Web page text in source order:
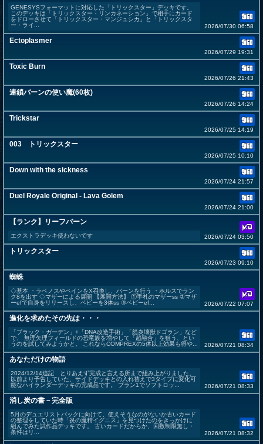
GENESYSフォーマットに対応した「トリックスター」デッキです。
このデッキは「トリックスター・リンカネーション」で相手にカード
をドローさせて「トリックスター・マンジュシカ」と「トリックスタ
ー・ライ...
2026/07/30 06:58
Ectoplasmer
2026/07/29 19:31
Toxic Burn
2026/07/26 21:43
連鎖バーンの使い魔(60枚)
2026/07/26 14:24
Trickstar
2026/07/25 14:19
003 トリックスター
2026/07/25 10:10
Down with the sickness
2026/07/24 21:57
Duel Royale Original - Lava Golem
2026/07/24 21:00
【ランク】リーフバーン
エクストラデッキ使わないです 2026/07/24 03:50
トリックスター
2026/07/23 09:10
蜘蛛
◇基本 ・ラベノスやペインをX召喚し、バーンを行う ・ホルスでラン
ク8を出す ◇マザーによる展開 【展開方法】 ①手札のマザーss ②マザ
ーefで自身をリリースし、ベビーを3体ss ③ベビーef...
2026/07/22 07:07
進化を求めたその先は・・・
「ブラック・ガーデン」+「DNA改造手術」「怒炎壊獣ドゴラン」など
で、 無理矢理フィールドの恐竜族を増やして「超融合」を狙う、とい
うのを試してみようかと。 これならCOMPREXの5体以上効果も得や...
2026/07/21 08:34
あなただけの物語
2024/12/14追記 とりあえず完成と言える所まで組み上がりました。
以前より予告していた、サイドデッキとの入れ替えで3タイプに変化可
能なハイランダーデッキの完成品です。 プラン1でソフトロッ...
2026/07/21 08:33
消し炭の書－完全版
5月のデュエリストパックに向けて、使えそうなのがないか古いカード
の整理をしていた時「炎の魔精イグニス」を見つけたのをきっかけに
組んでみた試作品デッキです。 古いカードだからか、回数制限無し・
条件はリ...
2026/07/21 08:32